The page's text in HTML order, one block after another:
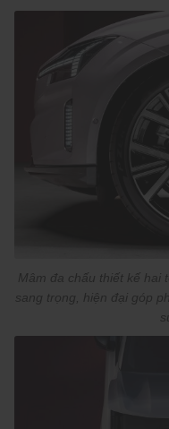
Mâm đa chấu thiết kế hai
sang trọng, hiện đại góp